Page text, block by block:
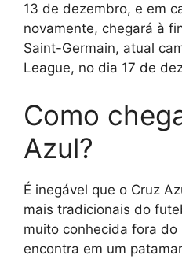
13 de dezembro, e em
novamente, chegará à
Saint-Germain, atual
League, no dia 17 de
Como
Azul?
É inegável que o Cruz
mais tradicionais do
muito conhecida fora do
encontra em um